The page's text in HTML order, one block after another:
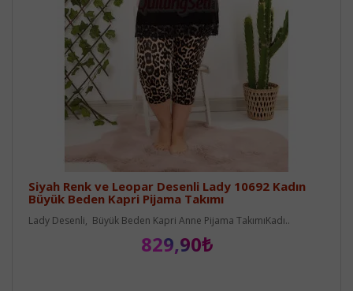
Siyah Renk ve Leopar Desenli Lady 10692 Kadın
Büyük Beden Kapri Pijama Takımı
Lady Desenli, Büyük Beden Kapri Anne Pijama TakımıKadı..
829,90₺